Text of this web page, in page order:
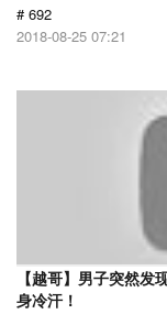
# 692
2018-08-25 07:21
【越哥】男子突然
身冷汗！